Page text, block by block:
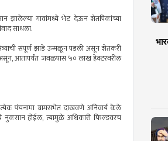
झालेल्या गावांमध्ये भेट देऊन शेतपिकांच्या
साधला.
संपूर्ण झाडे उन्मळून पडली असून शेतकरी
आतापर्यंत जवळपास ५० लाख हेक्टरवरील
पंचनामा ग्रामसभेत दाखवणे अनिवार्य केले
होईल, त्यामुळे अधिकारी फिल्डवरच